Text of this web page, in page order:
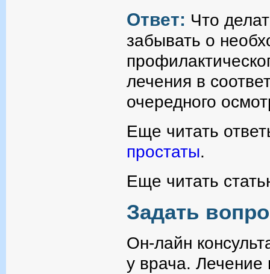
Ответ: Что
забывать о
лечения в
очередного
Еще читать
простаты.
Еще читать
Задать
Он-лайн
у врача. Лечение